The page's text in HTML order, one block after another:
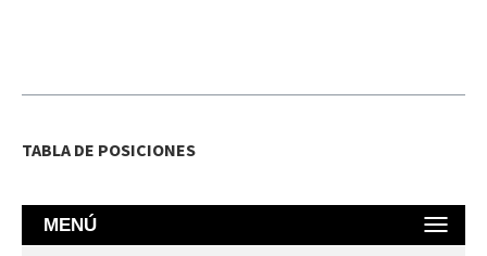
TABLA DE POSICIONES